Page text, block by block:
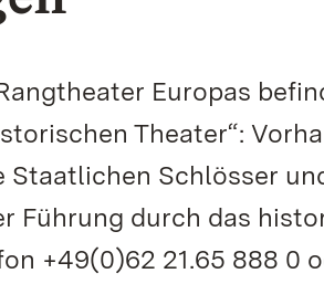
Europas
Theater“:
Schlösser
Führung durch das
+49(0)62 21.65 888 0